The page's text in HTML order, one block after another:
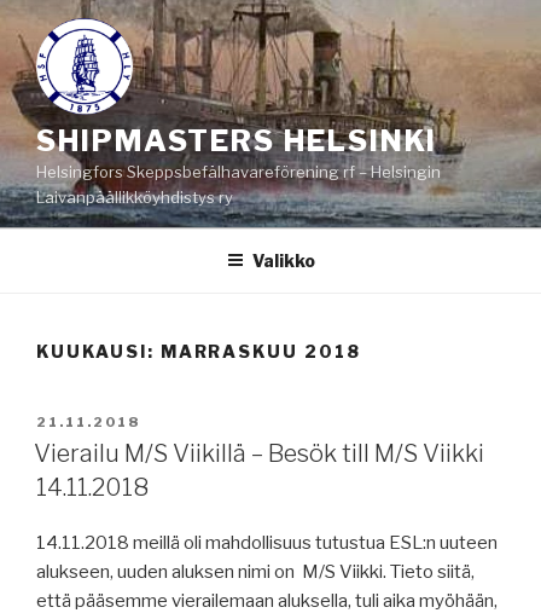
Siirry
sisältöön
SHIPMASTERS HELSINKI
Helsingfors Skeppsbefälhavareförening rf – Helsingin
Laivanpäällikköyhdistys ry
Valikko
KUUKAUSI: MARRASKUU 2018
JULKAISTU
21.11.2018
Vierailu M/S Viikillä – Besök till M/S Viikki
14.11.2018
14.11.2018 meillä oli mahdollisuus tutustua ESL:n uuteen
alukseen, uuden aluksen nimi on M/S Viikki. Tieto siitä,
että pääsemme vierailemaan aluksella, tuli aika myöhään,